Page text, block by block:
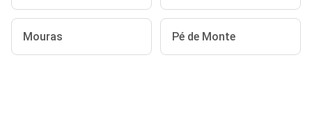
Mouras Pé de Monte